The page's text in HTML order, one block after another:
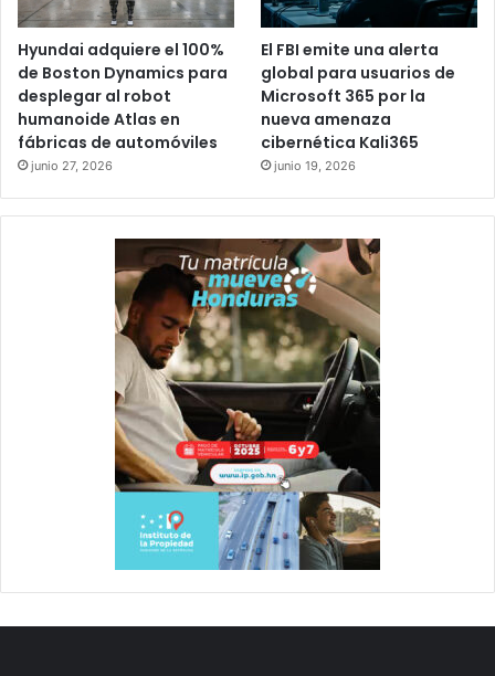
Hyundai adquiere el 100%
de Boston Dynamics para
desplegar al robot
humanoide Atlas en
fábricas de automóviles
junio 27, 2026
El FBI emite una alerta
global para usuarios de
Microsoft 365 por la
nueva amenaza
cibernética Kali365
junio 19, 2026